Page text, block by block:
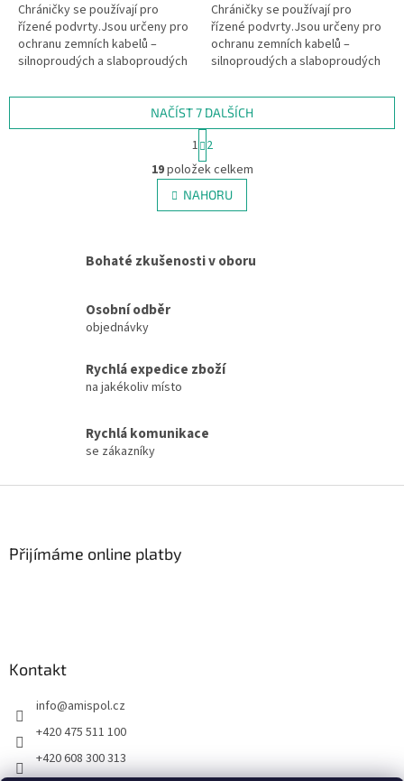
Chráničky se používají pro
řízené podvrty.Jsou určeny pro
ochranu zemních kabelů –
silnoproudých a slaboproudých
zabezpečovacích, ovládacích,
Chráničky se používají pro
řízené podvrty.Jsou určeny pro
ochranu zemních kabelů –
silnoproudých a slaboproudých
zabezpečovacích, ovládacích,
ale i ostatních...
O
v
l
á
c
y
i
NAČÍST 7 DALŠÍCH
t
r
á
n
k
á
1 2
19položek celkem
NAHORU
Bohaté zkušenosti v oboru
Osobní odběr
objednávky
Rychlá expedice zboží
na jakékoliv místo
Rychlá komunikace
se zákazníky
Přijímáme online platby
Kontakt
info@amispol.cz
+420 475 511 100
+420 608 300 313